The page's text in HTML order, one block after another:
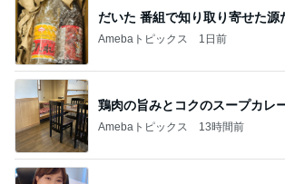
だいた 番組で知り取り寄せた源
Amebaトピックス 1日前
鶏肉の旨みとコクのスープカレ
Amebaトピックス 13時間前